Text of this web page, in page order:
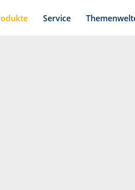
Service